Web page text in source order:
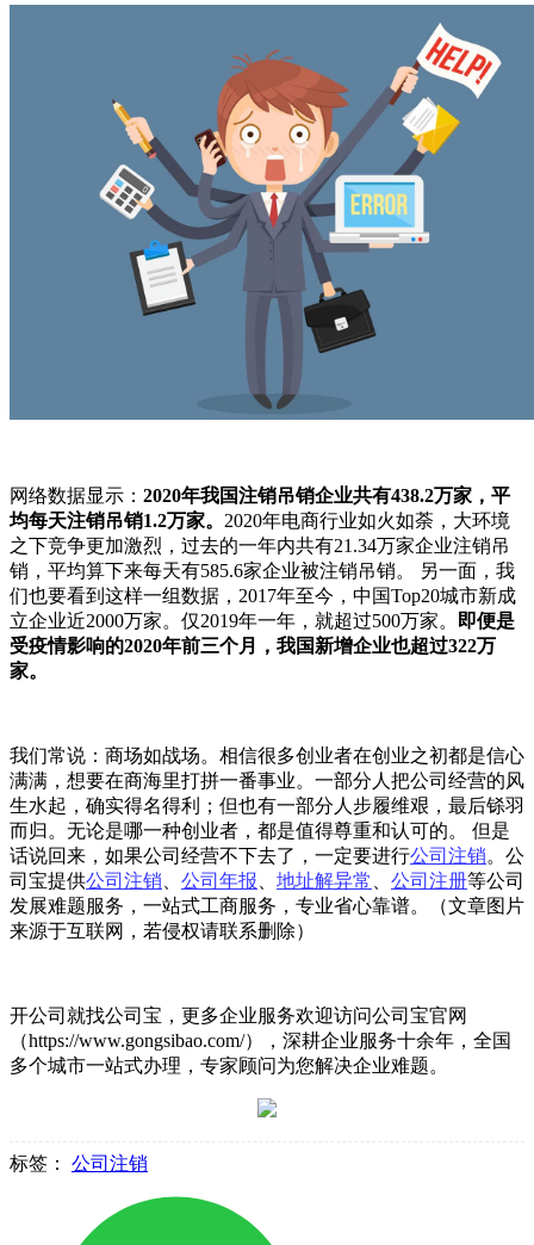
网络数据显示： 2020年我国注销吊销企业共有438.2万家，平
均每天注销吊销1.2万家。 2020年电商行业如火如荼，大环境
之下竞争更加激烈，过去的一年内共有21.34万家企业注销吊
销，平均算下来每天有585.6家企业被注销吊销。 另一面，我
们也要看到这样一组数据，2017年至今，中国Top20城市新成
立企业近2000万家。仅2019年一年，就超过500万家。
即便是
受疫情影响的2020年前三个月，我国新增企业也超过322万
家。
我们常说：商场如战场。相信很多创业者在创业之初都是信心
满满，想要在商海里打拼一番事业。一部分人把公司经营的风
生水起，确实得名得利；但也有一部分人步履维艰，最后铩羽
而归。无论是哪一种创业者，都是值得尊重和认可的。 但是
话说回来，如果公司经营不下去了，一定要进行公司注销。公
司宝提供公司注销 公司年报 地址解异常 公司注册等公司
发展难题服务，一站式工商服务，专业省心靠谱。（文章图片
来源于互联网，若侵权请联系删除）
开公司就找公司宝，更多企业服务欢迎访问公司宝官网
（https://www.gongsibao.com/），深耕企业服务十余年，全国
多个城市一站式办理，专家顾问为您解决企业难题。
标签： 公司注销